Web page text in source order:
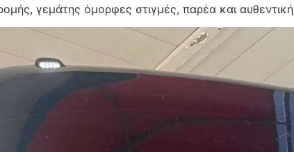
γεμάτης όμορφες στιγμές, παρέα και αυθεντική